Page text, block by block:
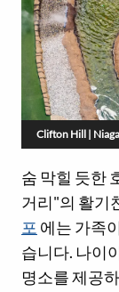
Clifton Hill |
숨 막힐 듯한
거리"의 활기
포 에는 가족
습니다. 나이
명소를 제공